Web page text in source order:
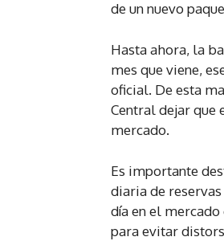
de un nuevo
Hasta ahora, la
mes que viene,
oficial. De esta
Central dejar que
mercado.
Es importante
diaria de
día en el
para evitar